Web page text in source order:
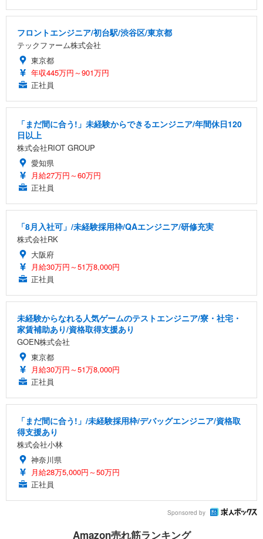
フロントエンジニア/初台駅/渋谷区/東京都
テックファーム株式会社
東京都
年収445万円～901万円
正社員
「まだ間に合う!」未経験からできるエンジニア/年間休日120
日以上
株式会社RIOT GROUP
愛知県
月給27万円～60万円
正社員
「8月入社可」/未経験採用枠/QAエンジニア/研修充実
株式会社RK
大阪府
月給30万円～51万8,000円
正社員
未経験からなれる人気ゲームのテストエンジニア/寮・社宅・
家賃補助あり/資格取得支援あり
GOEN株式会社
東京都
月給30万円～51万8,000円
正社員
「まだ間に合う!」/未経験採用枠/デバッグエンジニア/資格取
得支援あり
株式会社小林
神奈川県
月給28万5,000円～50万円
正社員
Sponsored by
Amazon売れ筋ランキング